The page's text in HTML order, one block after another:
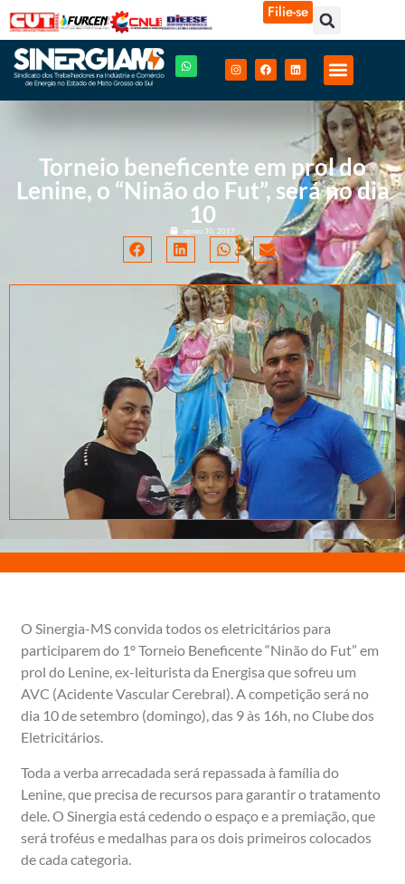
Filie-se
Torneio beneficente em prol do
Lenine, o “Ninão do Fut”, será no dia
10
agosto 30, 2017
O Sinergia-MS convida todos os eletricitários para
participarem do 1º Torneio Beneficente “Ninão do Fut” em
prol do Lenine, ex-leiturista da Energisa que sofreu um
AVC (Acidente Vascular Cerebral). A competição será no
dia 10 de setembro (domingo), das 9 às 16h, no Clube dos
Eletricitários.
Toda a verba arrecadada será repassada à família do
Lenine, que precisa de recursos para garantir o tratamento
dele. O Sinergia está cedendo o espaço e a premiação, que
será troféus e medalhas para os dois primeiros colocados
de cada categoria.